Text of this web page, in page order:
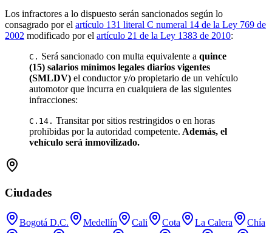
Los infractores a lo dispuesto serán sancionados según lo
consagrado por el artículo 131 literal C numeral 14 de la Ley 769 de
2002 modificado por el artículo 21 de la Ley 1383 de 2010:
C. Será sancionado con multa equivalente a quince
(15) salarios mínimos legales diarios vigentes
(SMLDV) el conductor y/o propietario de un vehículo
automotor que incurra en cualquiera de las siguientes
infracciones:
C.14. Transitar por sitios restringidos o en horas
prohibidas por la autoridad competente. Además, el
vehículo será inmovilizado.
Ciudades
Bogotá D.C. Medellín Cali Cota La Calera
Chía